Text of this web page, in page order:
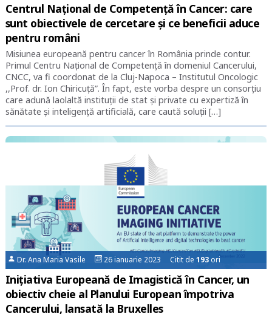
Centrul Național de Competență în Cancer: care
sunt obiectivele de cercetare și ce beneficii aduce
pentru români
Misiunea europeană pentru cancer în România prinde contur.
Primul Centru Național de Competență în domeniul Cancerului,
CNCC, va fi coordonat de la Cluj-Napoca – Institutul Oncologic
,,Prof. dr. Ion Chiricuţă”. În fapt, este vorba despre un consorțiu
care adună laolaltă instituții de stat și private cu expertiză în
sănătate și inteligență artificială, care caută soluții […]
Dr. Ana Maria Vasile 26 ianuarie 2023 Citit de193ori
Inițiativa Europeană de Imagistică în Cancer, un
obiectiv cheie al Planului European împotriva
Cancerului, lansată la Bruxelles